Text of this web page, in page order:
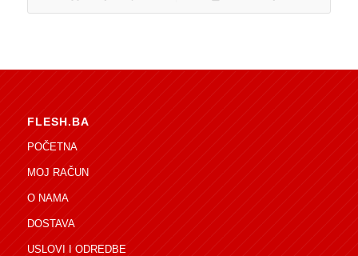
FLESH.BA
POČETNA
MOJ RAČUN
O NAMA
DOSTAVA
USLOVI I ODREDBE